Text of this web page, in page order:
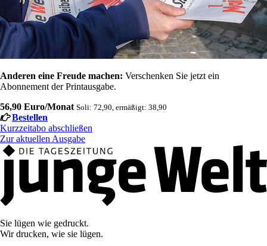
Anderen eine Freude machen: Verschenken Sie jetzt ein
Abonnement der Printausgabe.
56,90 Euro/Monat Soli: 72,90, ermäßigt: 38,90
Bestellen
Kurzzeitabo abschließen
Zur aktuellen Ausgabe
Sie lügen wie gedruckt.
Wir drucken, wie sie lügen.